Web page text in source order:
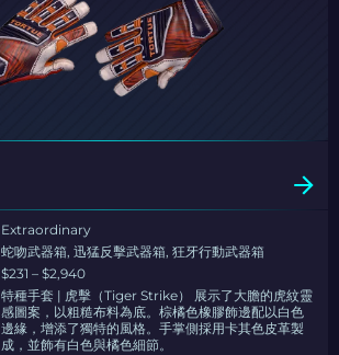
Extraordinary
蛇吻武器箱, 迅猛反擊武器箱, 狂牙行動武器箱
$231 – $2,940
特種手套 | 虎擊（Tiger Strike） 展示了大膽的虎紋靈
感圖案，以粗糙布料為底。棕橘色橡膠飾邊配以白色
邊緣，增添了獨特的風格。手掌側採用卡其色皮革製
成，並飾有白色與橘色細節。